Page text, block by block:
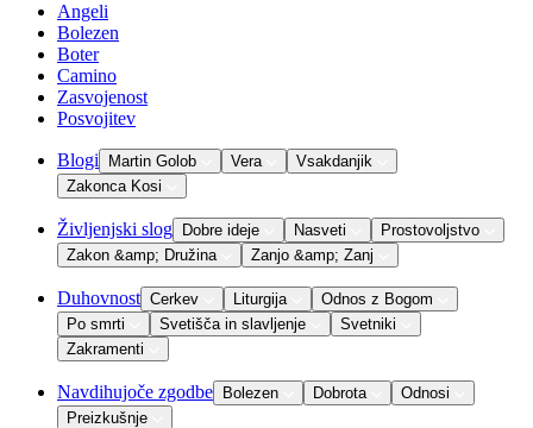
Angeli
Bolezen
Boter
Camino
Zasvojenost
Posvojitev
Blogi Martin Golob Vera
Vsakdanjik
Zakonca Kosi
Življenjski slog Dobre ideje Nasveti
Prostovoljstvo
Zakon &amp; Družina
Zanjo &amp; Zanj
Duhovnost Cerkev Liturgija
Odnos z Bogom
Po smrti
Svetišča in slavljenje
Svetniki
Zakramenti
Navdihujoče zgodbe Bolezen Dobrota
Odnosi
Preizkušnje